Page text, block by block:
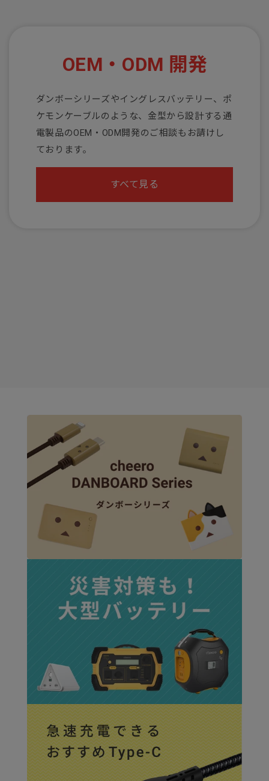
OEM・ODM 開発
ダンボーシリーズやイングレスバッテリー、ポ
ケモンケーブルのような、金型から設計する通
電製品のOEM・ODM開発のご相談もお請けし
ております。
すべて見る